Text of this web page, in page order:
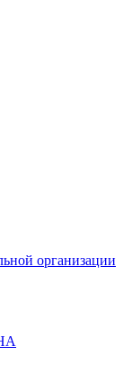
организации